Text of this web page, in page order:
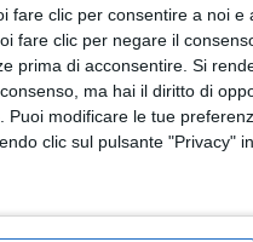
fare clic per consentire a noi
fare clic per negare il
prima di acconsentire. Si
ma hai il diritto di
modificare le tue
clic sul pulsante "Privacy"